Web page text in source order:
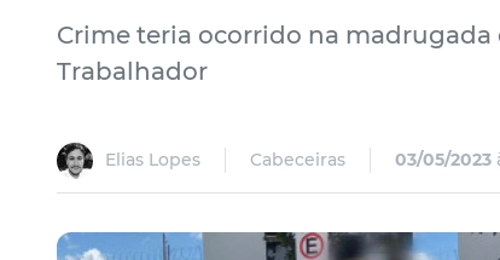
Crime teria ocorrido na madrugada
Trabalhador
Elias Lopes Cabeceiras 03/05/2023